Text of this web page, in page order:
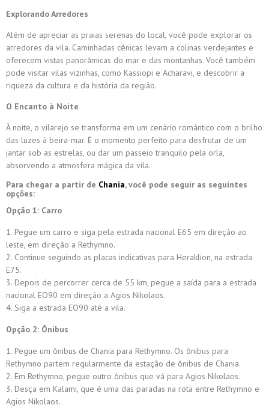
Explorando Arredores
Além de apreciar as praias serenas do local, você pode explorar os
arredores da vila. Caminhadas cênicas levam a colinas verdejantes e
oferecem vistas panorâmicas do mar e das montanhas. Você também
pode visitar vilas vizinhas, como Kassiopi e Acharavi, e descobrir a
riqueza da cultura e da história da região.
O Encanto à Noite
À noite, o vilarejo se transforma em um cenário romântico com o brilho
das luzes à beira-mar. É o momento perfeito para desfrutar de um
jantar sob as estrelas, ou dar um passeio tranquilo pela orla,
absorvendo a atmosfera mágica da vila.
Para chegar a partir de Chania, você pode seguir as seguintes
opções:
Opção 1: Carro
Pegue um carro e siga pela estrada nacional E65 em direção ao
leste, em direção a Rethymno.
Continue seguindo as placas indicativas para Heraklion, na estrada
E75.
Depois de percorrer cerca de 55 km, pegue a saída para a estrada
nacional EO90 em direção a Agios Nikolaos.
Siga a estrada EO90 até a vila.
Opção 2: Ônibus
Pegue um ônibus de Chania para Rethymno. Os ônibus para
Rethymno partem regularmente da estação de ônibus de Chania.
Em Rethymno, pegue outro ônibus que vá para Agios Nikolaos.
Desça em Kalami, que é uma das paradas na rota entre Rethymno e
Agios Nikolaos.